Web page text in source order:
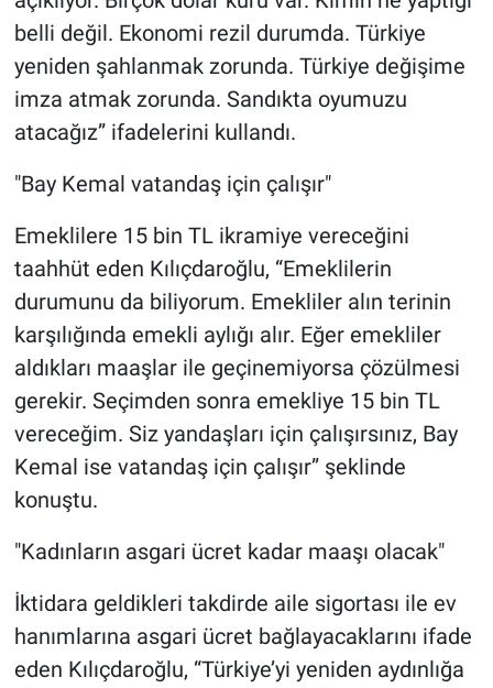
belli değil. Ekonomi rezil durumda. Türkiye
yeniden şahlanmak zorunda. Türkiye değişime
imza atmak zorunda. Sandıkta oyumuzu
atacağız” ifadelerini kullandı.
"Bay Kemal vatandaş için çalışır"
Emeklilere 15 bin TL ikramiye vereceğini
taahhüt eden Kılıçdaroğlu, “Emeklilerin
durumunu da biliyorum. Emekliler alın terinin
karşılığında emekli aylığı alır. Eğer emekliler
aldıkları maaşlar ile geçinemiyorsa çözülmesi
gerekir. Seçimden sonra emekliye 15 bin TL
vereceğim. Siz yandaşları için çalışırsınız, Bay
Kemal ise vatandaş için çalışır” şeklinde
konuştu.
"Kadınların asgari ücret kadar maaşı olacak"
İktidara geldikleri takdirde aile sigortası ile ev
hanımlarına asgari ücret bağlayacaklarını ifade
eden Kılıçdaroğlu, “Türkiye’yi yeniden aydınlığa